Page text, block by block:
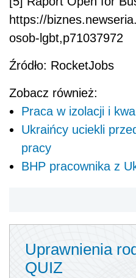
https://
osob-lgbt,p71037972
Źródło: RocketJobs
Zobacz również:
Praca w izolacji i
Ukraińcy uciekli
pracy
BHP pracownika z
Uprawnienia
QUIZ